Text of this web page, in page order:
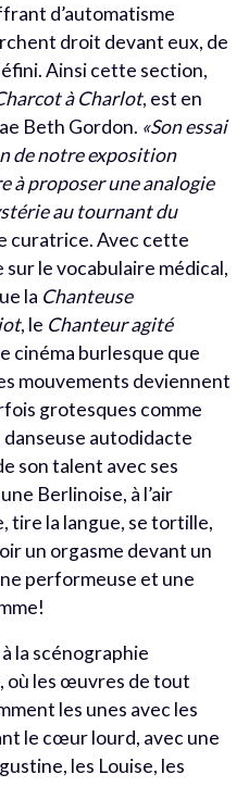
d’automatisme
droit devant eux, de
Ainsi cette section,
à Charlot, est en
Beth Gordon. «Son essai
de notre exposition
à proposer une analogie
au tournant du
curatrice. Avec cette
le vocabulaire médical,
la Chanteuse
, le Chanteur agité
cinéma burlesque que
mouvements deviennent
grotesques comme
danseuse autodidacte
son talent avec ses
Berlinoise, à l’air
tire la langue, se tortille,
un orgasme devant un
performeuse et une
la scénographie
où les œuvres de tout
les unes avec les
le cœur lourd, avec une
les Louise, les